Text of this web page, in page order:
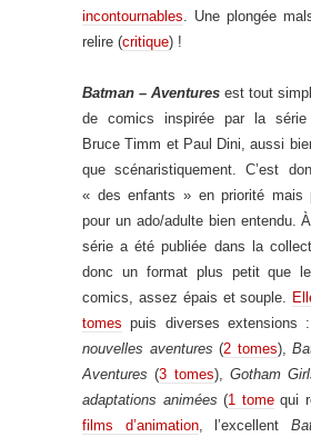
incontournables. Une plongée
relire (critique) !
Batman – Aventures est tout
de comics inspirée par la série
Bruce Timm et Paul Dini, aussi
que scénaristiquement. C’est
« des enfants » en priorité mais
pour un ado/adulte bien entendu.
série a été publiée dans la
donc un format plus petit que
comics, assez épais et souple.
tomes puis diverses extensions :
nouvelles aventures (2 tomes),
Aventures (3 tomes), Gotham
adaptations animées (1 tomequi
films d’animation, l’excellent